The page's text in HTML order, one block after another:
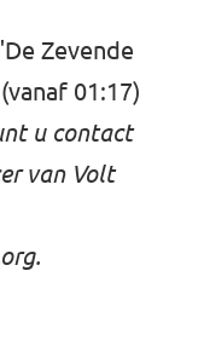
Zevende
(vanaf 01:17)
u contact
van Volt
.